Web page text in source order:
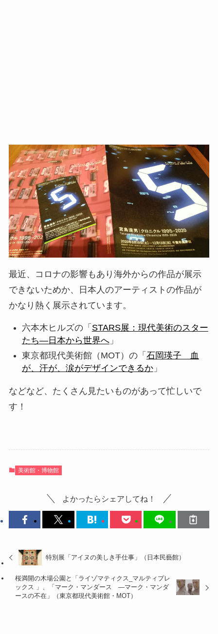
最近、コロナの影響もあり海外からの作品が展示
できないためか、日本人のアーティストの作品が
かなり熱く展示されています。
六本木ヒルズの「 STARS展：現代美術のスター
たち―日本から世界へ」
東京都現代美術館（MOT）の「 石岡瑛子 血
が、汗が、涙がデザインできるか」
などなど、たくさん見たいものがあって忙しいで
す！
美術館・博物館
よかったらシェアしてね！
特別展「アイヌの美しき手仕事」（日本民藝館）
桜満開の木場公園と「ライゾマティクス_マルティプレ
ックス 」、「マーク・マンダース —マーク・マンダ
ースの不在」（東京都現代美術館・MOT）